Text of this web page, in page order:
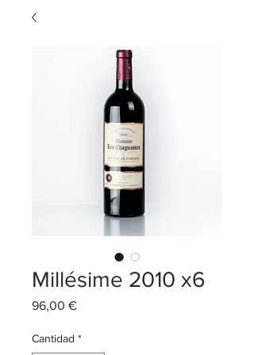
Millésime 2010 x6
96,00 €Precio
Cantidad *